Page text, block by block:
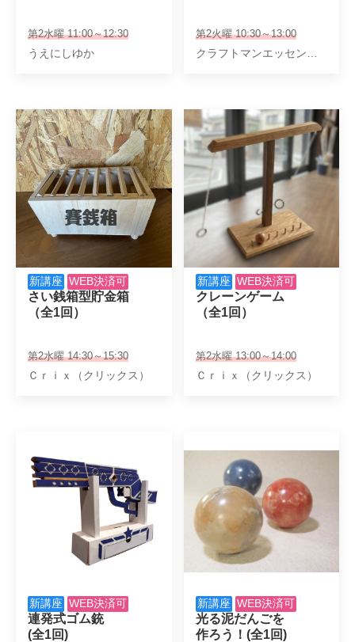
第2水曜 11:00～12:30
うえにしゆか
第2火曜 10:30～13:00
新講座 WEB決済可
さい銭箱型貯金箱
（全1回）
第2水曜 14:30～15:30
Ｃｒｉｘ（クリックス）
新講座 WEB決済可
クレーンゲーム
（全1回）
第2水曜 13:00～14:00
Ｃｒｉｘ（クリックス）
新講座 WEB決済可
連発式ゴム銃
(全1回)
新講座 WEB決済可
光る泥だんごを
作ろう！(全1回)